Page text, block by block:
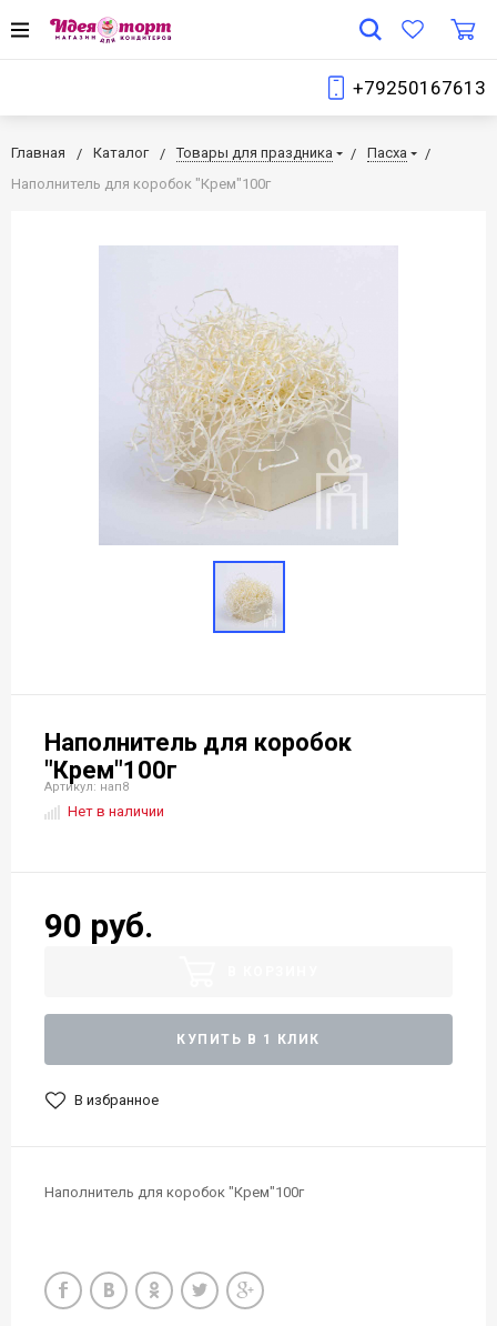
+79250167613
Главная Каталог Товары для праздника
Пасха
Наполнитель для коробок "Крем"100г
Наполнитель для коробок
"Крем"100г
Артикул: нап8
Нет в наличии
90 руб.
КУПИТЬ В 1 КЛИК
В избранное
Наполнитель для коробок "Крем"100г